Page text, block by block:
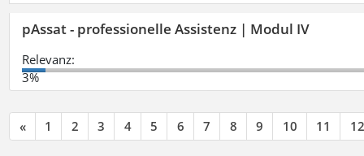
pAssat - professionelle Assistenz | Modul IV
Relevanz:
3%
« 1 2 3 4 5 6 7 8 9 10 11 12